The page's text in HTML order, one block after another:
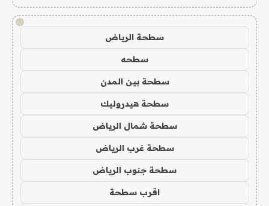
!
سطحة الرياض
سطحه
سطحة بين المدن
سطحة هيدروليك
سطحة شمال الرياض
سطحة غرب الرياض
سطحة جنوب الرياض
اقرب سطحة